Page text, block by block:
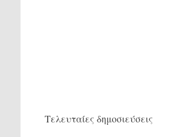
Τελευταίες δημοσιεύσεις